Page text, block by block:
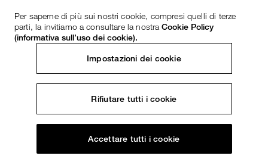
Per saperne di più sui nostri cookie, compresi quelli di terze
parti, la invitiamo a consultare la nostraCookie Policy
(informativa sull’uso dei cookie).
Impostazioni dei cookie
Rifiutare tutti i cookie
Accettare tutti i cookie